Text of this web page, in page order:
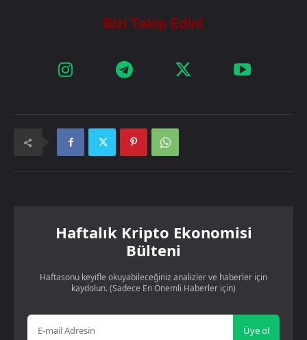
Haftalık Kripto Ekonomisi
Bülteni
Haftasonu keyifle okuyabileceğiniz analizler ve haberler için
kaydolun. (Sadece En Önemli Haberler için)
Üye ol